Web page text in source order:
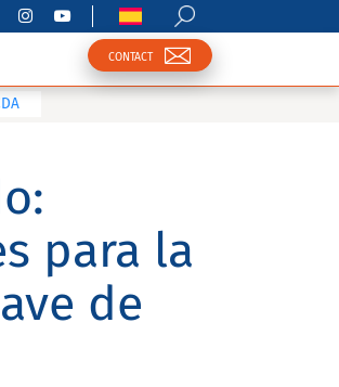
CONTACT
para la
de